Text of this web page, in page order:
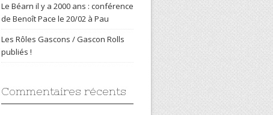
Le Béarn il y a 2000 ans : conférence
de Benoît Pace le 20/02 à Pau
Les Rôles Gascons / Gascon Rolls
publiés !
Commentaires récents